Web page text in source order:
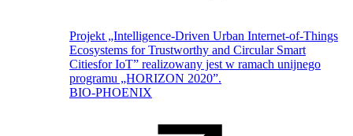
Projekt „Intelligence-Driven Urban Internet-of-Things
Ecosystems for Trustworthy and Circular Smart
Citiesfor IoT” realizowany jest w ramach unijnego
programu „HORIZON 2020”.
BIO-PHOENIX